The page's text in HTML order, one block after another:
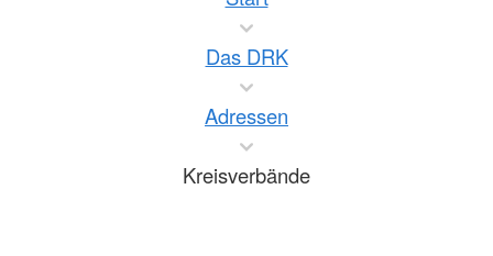
Das DRK
Adressen
Kreisverbände